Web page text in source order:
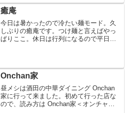
癒庵
今日は暑かったので冷たい麺モード。久
しぶりの癒庵です。つけ麺と言えばやっ
ぱりここ。休日は行列になるので平日し
くさんで普通盛りでも腹一...
Onchan家
昼メシは酒田の中華ダイニング Onchan
家に行って来ました。初めて行った店な
ので、読み方は Onchan家＜オンチャン